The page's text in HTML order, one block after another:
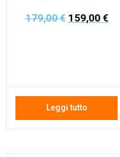
179,00€ 159,00 €
Leggi tutto